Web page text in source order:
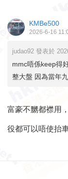
KMBe500
2026-6-16
judao92 發表於
mmc唔係keep得
整大盤 因為當年
富豪不嬲都襟用
役都可以唔使抬